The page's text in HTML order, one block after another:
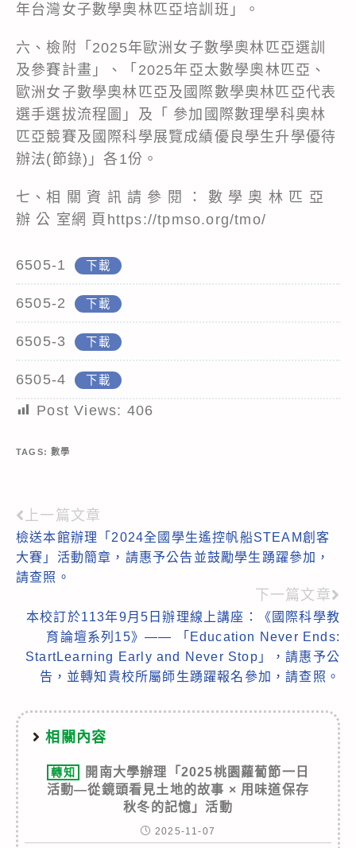
年台灣女子數學奧林匹亞培訓班」。
六、檢附「2025年歐洲女子數學奧林匹亞選訓
及參賽計畫」、「2025年亞太數學奧林匹亞、
歐洲女子數學奧林匹亞及國際數學奧林匹亞代表
選手選拔流程圖」及「 參加國際數理學科奧林
匹亞競賽及國際科學展覽成績優良學生升學優待
辦法(節錄)」各1份。
七、相 關 資 訊 請 參 閱 ： 數 學 奧 林 匹 亞
辦 公 室網 頁https://tpmso.org/tmo/
6505-1 下載
6505-2 下載
6505-3 下載
6505-4 下載
Post Views: 406
TAGS:數學
Read
more
articles
上一篇文章
檢送本館辦理「2024全國學生遙控帆船STEAM創客
大賽」活動簡章，請惠予公告並鼓勵學生踴躍參加，
請查照。
下一篇文章
本校訂於113年9月5日辦理線上講座：《國際科學教
育論壇系列15》—— 「Education Never Ends:
StartLearning Early and Never Stop」，請惠予公
告，並轉知貴校所屬師生踴躍報名參加，請查照。
相關內容
轉知
開南大學辦理「2025桃園蘿蔔節一日
活動—從鏡頭看見土地的故事 × 用味道保存
秋冬的記憶」活動
2025-11-07